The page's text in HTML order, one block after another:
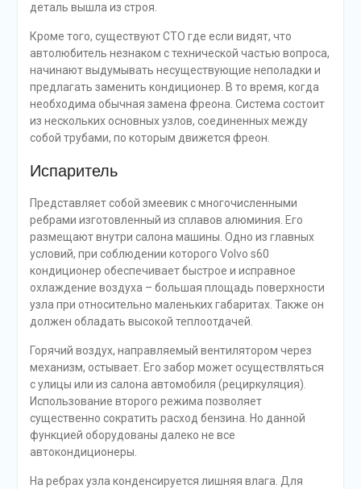
деталь вышла из строя.
Кроме того, существуют СТО где если видят, что
автолюбитель незнаком с технической частью вопроса,
начинают выдумывать несуществующие неполадки и
предлагать заменить кондиционер. В то время, когда
необходима обычная замена фреона. Система состоит
из нескольких основных узлов, соединенных между
собой трубами, по которым движется фреон.
Испаритель
Представляет собой змеевик с многочисленными
ребрами изготовленный из сплавов алюминия. Его
размещают внутри салона машины. Одно из главных
условий, при соблюдении которого Volvo s60
кондиционер обеспечивает быстрое и исправное
охлаждение воздуха – большая площадь поверхности
узла при относительно маленьких габаритах. Также он
должен обладать высокой теплоотдачей.
Горячий воздух, направляемый вентилятором через
механизм, остывает. Его забор может осуществляться
с улицы или из салона автомобиля (рециркуляция).
Использование второго режима позволяет
существенно сократить расход бензина. Но данной
функцией оборудованы далеко не все
автокондиционеры.
На ребрах узла конденсируется лишняя влага. Для